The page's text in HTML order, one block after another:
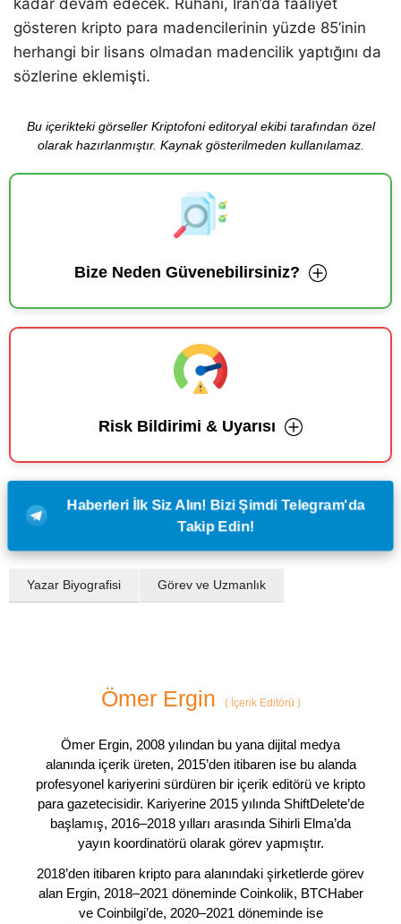
kadar devam edecek. Ruhani, İran’da faaliyet
gösteren kripto para madencilerinin yüzde 85’inin
herhangi bir lisans olmadan madencilik yaptığını da
sözlerine eklemişti.
Bu içerikteki görseller Kriptofoni editoryal ekibi tarafından özel
olarak hazırlanmıştır. Kaynak gösterilmeden kullanılamaz.
Bize Neden Güvenebilirsiniz?
Risk Bildirimi & Uyarısı
Haberleri İlk Siz Alın! Bizi Şimdi Telegram'da
Takip Edin!
Yazar Biyografisi Görev ve Uzmanlık
Ömer Ergin (İçerik Editörü )
Ömer Ergin, 2008 yılından bu yana dijital medya
alanında içerik üreten, 2015’den itibaren ise bu alanda
profesyonel kariyerini sürdüren bir içerik editörü ve kripto
para gazetecisidir. Kariyerine 2015 yılında ShiftDelete’de
başlamış, 2016–2018 yılları arasında Sihirli Elma’da
yayın koordinatörü olarak görev yapmıştır.
2018’den itibaren kripto para alanındaki şirketlerde görev
alan Ergin, 2018–2021 döneminde Coinkolik, BTCHaber
ve Coinbilgi’de, 2020–2021 döneminde ise